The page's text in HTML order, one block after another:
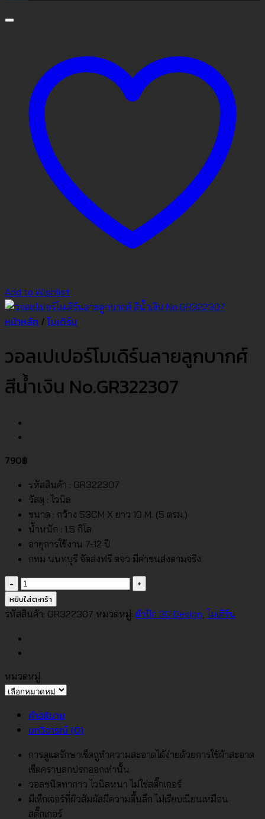
Add to Wishlist
หน้าหลัก / โมเดิร์น
วอลเปเปอร์โมเดิร์นลายลูกบากศ์
สีน้ำเงิน No.GR322307
790฿
รหัสสินค้า : GR322307
วัสดุ : ไวนิล
ขนาด : กว้าง 53CM X ยาว 10 M. (5 ตรม.)
น้ำหนัก : 1.5 กิโล
อายุการใช้งาน 7-12 ปี
กทม นนทบุรี จัดส่งฟรี ตจว มีค่าขนส่งตามจริง
จำนวน
วอลเปเปอร์
โม
ลาย
ลูก
บาก
ศ์
No.GR322307
ชิ้น
หยิบใส่ตะกร้า
รหัสสินค้า: GR322307 หมวดหมู่: ผ้าปัก 3D Design โมเดิร์น
หมวดหมู่
หมวด
คำอธิบาย
บทวิจารณ์ (0)
การดูแลรักษาเช็ดถูทำความสะอาดได้ง่ายด้วยการใช้ผ้าสะอาด
เช็ดคราบสกปรกออกเท่านั้น
วอลชนิดทากาว ไวนิลหนา ไม่ใช่สติ๊กเกอร์
มีเท็กเจอร์ที่ผิวสัมผัสมีความตื้นลึก ไม่เรียบเนียนเหมือน
สติ๊กเกอร์